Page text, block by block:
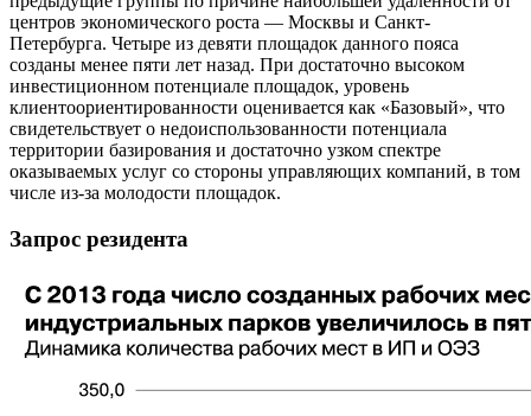
центров экономического роста — Москвы и Санкт-
Петербурга. Четыре из девяти площадок данного пояса
созданы менее пяти лет назад. При достаточно высоком
инвестиционном потенциале площадок, уровень
клиентоориентированности оценивается как «Базовый», что
свидетельствует о недоиспользованности потенциала
территории базирования и достаточно узком спектре
оказываемых услуг со стороны управляющих компаний, в том
числе из-за молодости площадок.
Запрос резидента